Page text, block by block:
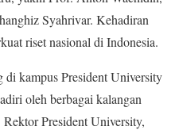
Syahrivar. Kehadiran
riset nasional di Indonesia.
di kampus President University
oleh berbagai kalangan
President University,